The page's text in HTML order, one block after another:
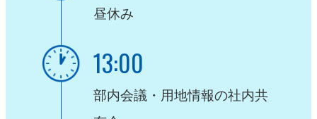
昼休み
13:00
部内会議・用地情報の社内共